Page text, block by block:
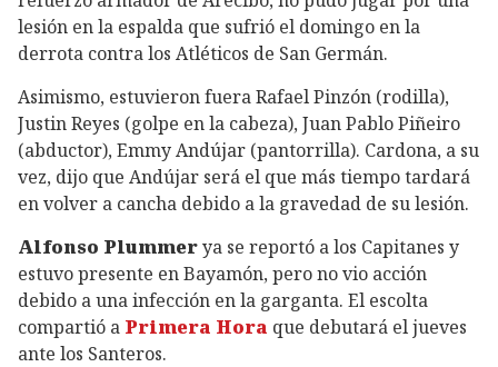
lesión en la espalda que sufrió el domingo en la
derrota contra los Atléticos de San Germán.
Asimismo, estuvieron fuera Rafael Pinzón (rodilla),
Justin Reyes (golpe en la cabeza), Juan Pablo Piñeiro
(abductor), Emmy Andújar (pantorrilla). Cardona, a su
vez, dijo que Andújar será el que más tiempo tardará
en volver a cancha debido a la gravedad de su lesión.
Alfonso Plummerya se reportó a los Capitanes y
estuvo presente en Bayamón, pero no vio acción
debido a una infección en la garganta. El escolta
compartió a Primera Hora que debutará el jueves
ante los Santeros.